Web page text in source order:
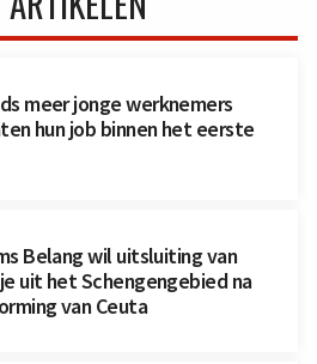
meer jonge werknemers
hun job binnen het eerste
Belang wil uitsluiting van
uit het Schengengebied na
van Ceuta